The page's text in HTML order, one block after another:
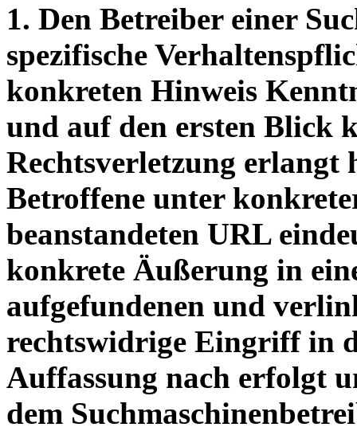
1. Den Betreiber einer
spezifische
konkreten Hinweis
und auf den ersten Blick
Rechtsverletzung erlangt
Betroffene unter
beanstandeten URL
konkrete Äußerung in
aufgefundenen und
rechtswidrige Eingriff in
Auffassung nach erfolgt
dem